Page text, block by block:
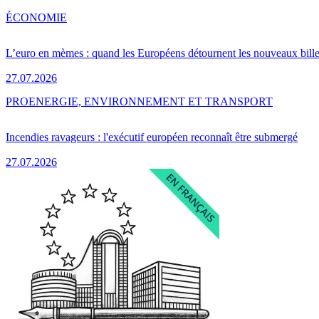
L’euro en mèmes : quand les Européens détournent les nouveaux
27.07.2026
ÉCONOMIE
Incendies ravageurs : l'exécutif européen reconnaît être submergé
27.07.2026
PROENERGIE, ENVIRONNEMENT ET TRANSPORT